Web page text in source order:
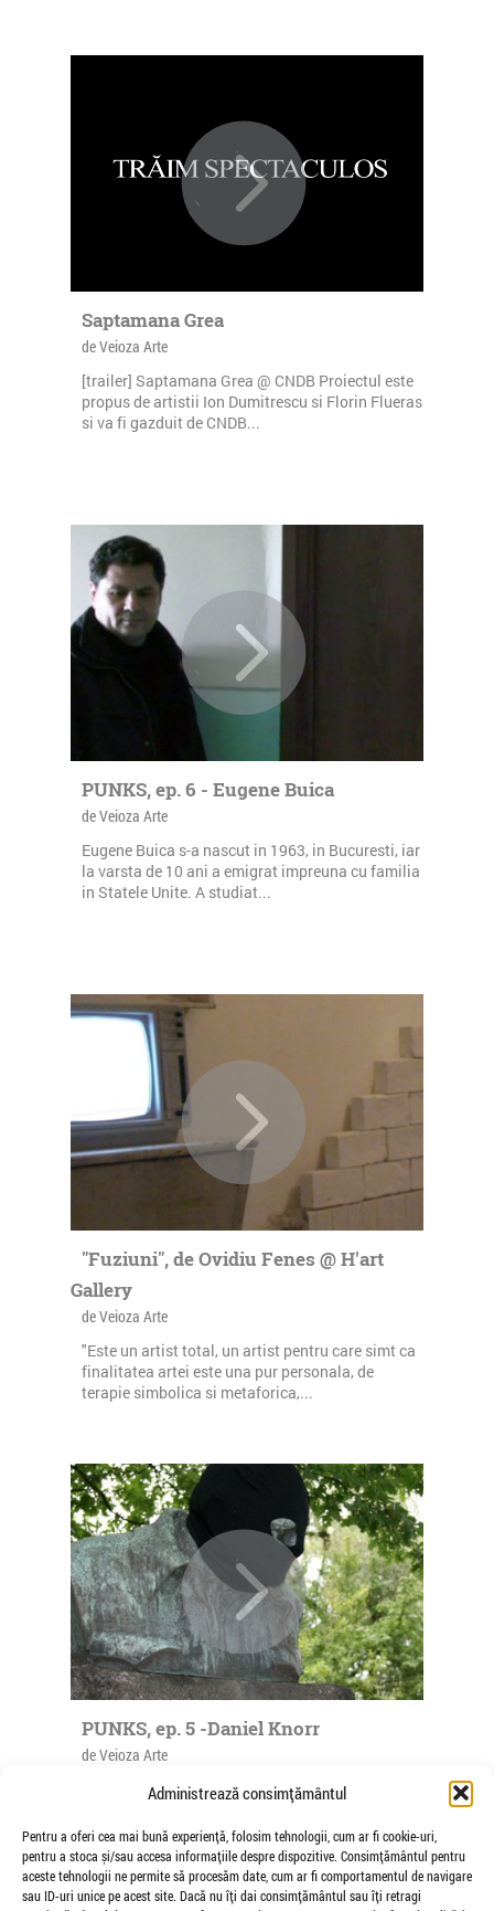
Administrează consimțământul
Pentru a oferi cea mai bună experiență, folosim tehnologii, cum ar fi cookie-uri,
pentru a stoca și/sau accesa informațiile despre dispozitive. Consimțământul pentru
aceste tehnologii ne permite să procesăm date, cum ar fi comportamentul de navigare
sau ID-uri unice pe acest site. Dacă nu îți dai consimțământul sau îți retragi
Saptamana Grea
de Veioza Arte
[trailer] Saptamana Grea @ CNDB Proiectul este
propus de artistii Ion Dumitrescu si Florin Flueras
si va fi gazduit de CNDB...
PUNKS, ep. 6 - Eugene Buica
de Veioza Arte
Eugene Buica s-a nascut in 1963, in Bucuresti, iar
la varsta de 10 ani a emigrat impreuna cu familia
in Statele Unite. A studiat...
"Fuziuni", de Ovidiu Fenes @ H'art
Gallery
de Veioza Arte
"Este un artist total, un artist pentru care simt ca
finalitatea artei este una pur personala, de
terapie simbolica si metaforica,...
PUNKS, ep. 5 -Daniel Knorr
de Veioza Arte
Daniel Knorr s-a nascut in 1968 in Bucuresti. La
virsta de 14 ani a emigrat in Germania federala. A
studiat la Academia de Arte...